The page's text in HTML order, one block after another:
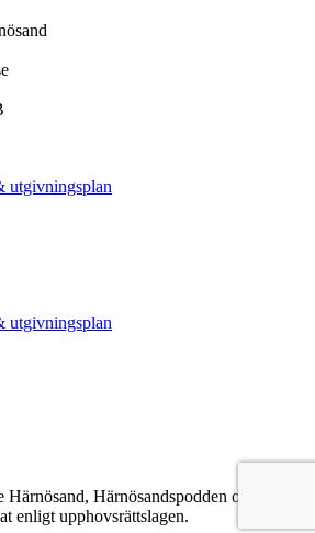
utgivningsplan
utgivningsplan
Härnösandspodden och
enligt upphovsrättslagen.